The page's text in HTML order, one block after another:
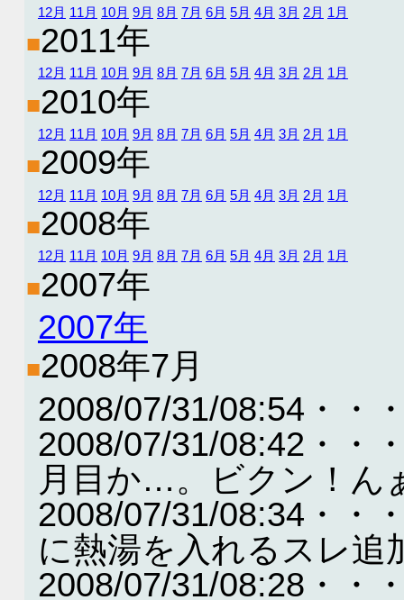
12月 11月 10月 9月 8月 7月 6月 5月 4月 3月 2月 1月
■2011年
12月 11月 10月 9月 8月 7月 6月 5月 4月 3月 2月 1月
■2010年
12月 11月 10月 9月 8月 7月 6月 5月 4月 3月 2月 1月
■2009年
12月 11月 10月 9月 8月 7月 6月 5月 4月 3月 2月 1月
■2008年
12月 11月 10月 9月 8月 7月 6月 5月 4月 3月 2月 1月
■2007年
2007年
■2008年7月
2008/07/31/08:54・・
2008/07/31/08:42・・
月目か…。ビクン！ん
2008/07/31/08:34・・
に熱湯を入れるスレ追
2008/07/31/08:28・・